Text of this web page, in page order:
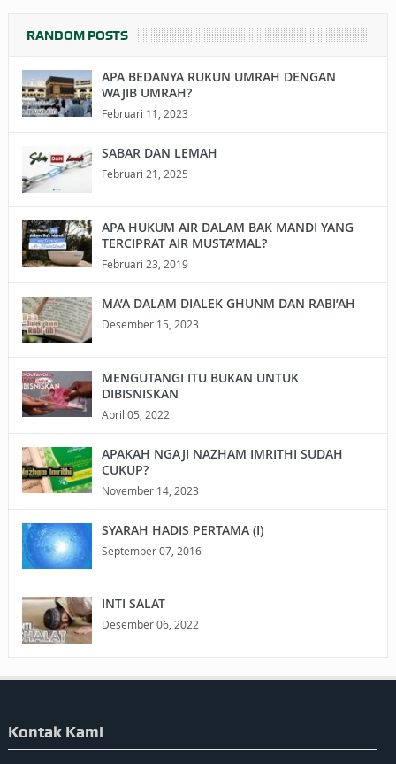
RANDOM POSTS
APA BEDANYA RUKUN UMRAH DENGAN
WAJIB UMRAH?
Februari 11, 2023
SABAR DAN LEMAH
Februari 21, 2025
APA HUKUM AIR DALAM BAK MANDI YANG
TERCIPRAT AIR MUSTA’MAL?
Februari 23, 2019
MA’A DALAM DIALEK GHUNM DAN RABI’AH
Desember 15, 2023
MENGUTANGI ITU BUKAN UNTUK
DIBISNISKAN
April 05, 2022
APAKAH NGAJI NAZHAM IMRITHI SUDAH
CUKUP?
November 14, 2023
SYARAH HADIS PERTAMA (I)
September 07, 2016
INTI SALAT
Desember 06, 2022
Kontak Kami